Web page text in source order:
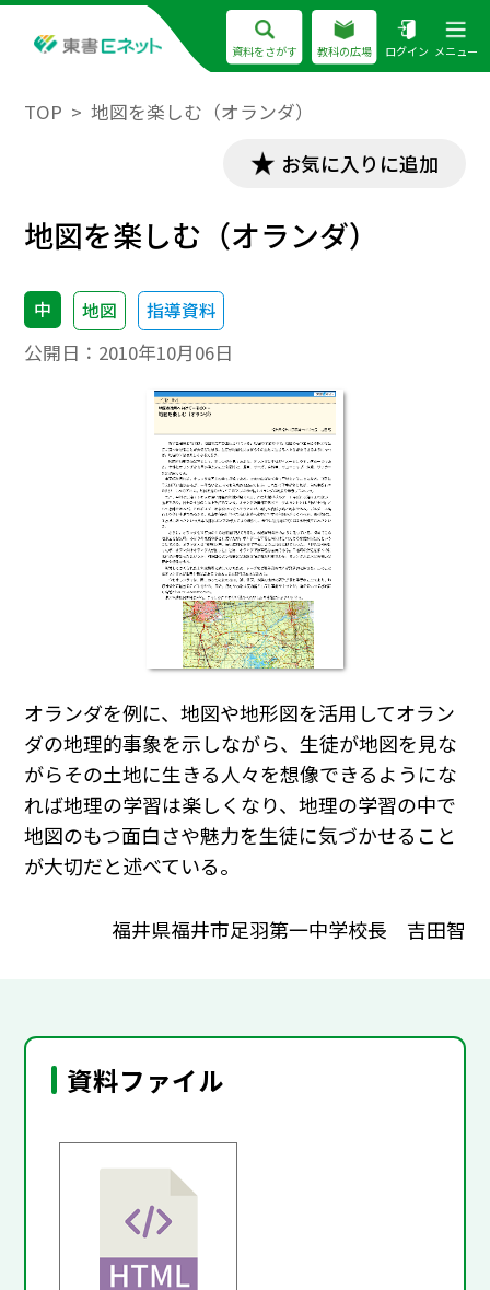
資料をさがす 教科の広場 ログイン メニュー
TOP 地図を楽しむ（オランダ）
お気に入りに追加
地図を楽しむ（オランダ）
中 地図 指導資料
公開日： 2010年10月06日
オランダを例に、地図や地形図を活用してオラン
ダの地理的事象を示しながら、生徒が地図を見な
がらその土地に生きる人々を想像できるようにな
れば地理の学習は楽しくなり、地理の学習の中で
地図のもつ面白さや魅力を生徒に気づかせること
が大切だと述べている。
福井県福井市足羽第一中学校長 吉田智
資料ファイル